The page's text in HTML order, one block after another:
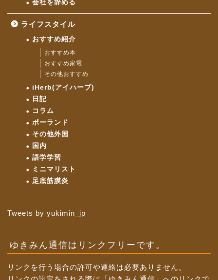
会社を辞める
ライフスタイル
おすすめ紹介
おすすめ本
おすすめ家電
その他おすすめ
iHerb(アイハーブ)
日記
コラム
ポーランド
その他外国
国内
語学学習
ミニマリスト
足底筋膜炎
Tweets by yukimin_jp
ゆきみん通信はリンクフリーです。
リンクを行う場合の許可や連絡は必要ありません。